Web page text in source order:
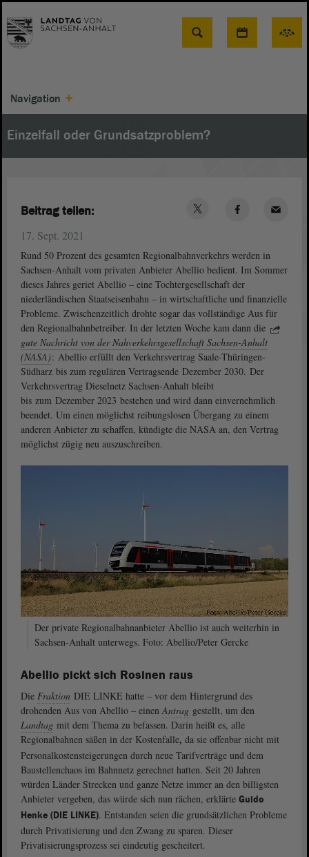
Suche
Navigation
Einzelfall oder Grundsatzproblem?
17. Sept. 2021
Rund 50 Prozent des gesamten Regionalbahnverkehrs werden in
Sachsen-Anhalt vom privaten Anbieter Abellio bedient. Im Sommer
dieses Jahres geriet Abellio – eine Tochtergesellschaft der
niederländischen Staatseisenbahn – in wirtschaftliche und finanzielle
Probleme. Zwischenzeitlich drohte sogar das vollständige Aus für
den Regionalbahnbetreiber. In der letzten Woche kam dann die
gute Nachricht von der Nahverkehrsgesellschaft Sachsen-Anhalt
(NASA): Abellio erfüllt den Verkehrsvertrag Saale-Thüringen-
Südharz bis zum regulären Vertragsende Dezember 2030. Der
Verkehrsvertrag Dieselnetz Sachsen-Anhalt bleibt
bis zum Dezember 2023 bestehen und wird dann einvernehmlich
beendet. Um einen möglichst reibungslosen Übergang zu einem
anderen Anbieter zu schaffen, kündigte die NASA an, den Vertrag
möglichst zügig neu auszuschreiben.
Der private Regionalbahnanbieter Abellio ist auch weiterhin in
Sachsen-Anhalt unterwegs. Foto: Abellio/Peter Gercke
Abellio pickt sich Rosinen raus
Die Fraktion DIE LINKE hatte – vor dem Hintergrund des
drohenden Aus von Abellio – einenAntrag gestellt, um den
Landtag mit dem Thema zu befassen. Darin heißt es, alle
Regionalbahnen säßen in der Kostenfalle, da sie offenbar nicht mit
Personalkostensteigerungen durch neue Tarifverträge und dem
Baustellenchaos im Bahnnetz gerechnet hatten. Seit 20 Jahren
würden Länder Strecken und ganze Netze immer an den billigsten
Anbieter vergeben, das würde sich nun rächen, erklärte Guido
Henke (DIE LINKE). Entstanden seien die grundsätzlichen Probleme
durch Privatisierung und den Zwang zu sparen. Dieser
Privatisierungsprozess sei eindeutig gescheitert.
Beitrag teilen: